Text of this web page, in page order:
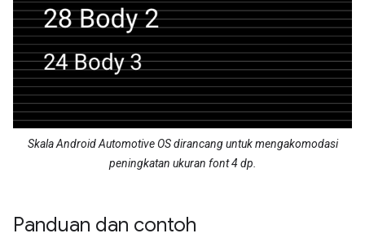
Skala Android Automotive OS dirancang untuk mengakomodasi
peningkatan ukuran font 4 dp.
Panduan dan contoh